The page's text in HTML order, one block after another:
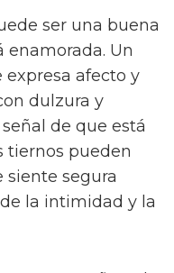
ser una buena
enamorada. Un
expresa afecto y
dulzura y
de que está
tiernos pueden
siente segura
la intimidad y la